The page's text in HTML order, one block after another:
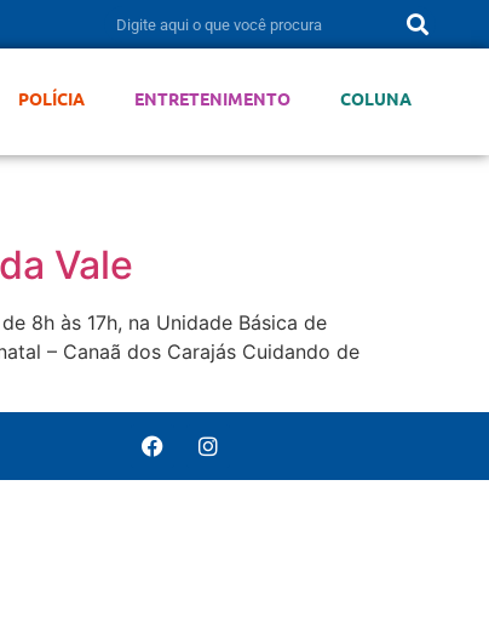
POLÍCIA ENTRETENIMENTO COLUNA
Vale
8h às 17h, na Unidade Básica de
– Canaã dos Carajás Cuidando de